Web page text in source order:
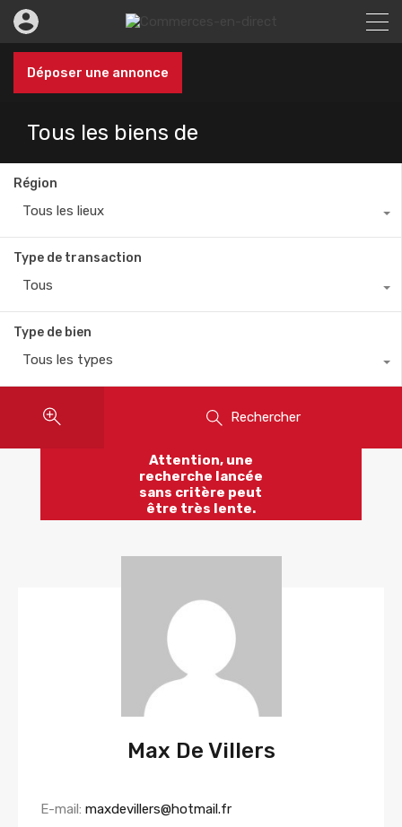
Déposer une annonce
Tous les biens de
Région
Tous les lieux
Type de transaction
Tous
Type de bien
Tous les types
Rechercher
Attention, une
recherche lancée
sans critère peut
être très lente.
Max De Villers
E-mail: maxdevillers@hotmail.fr